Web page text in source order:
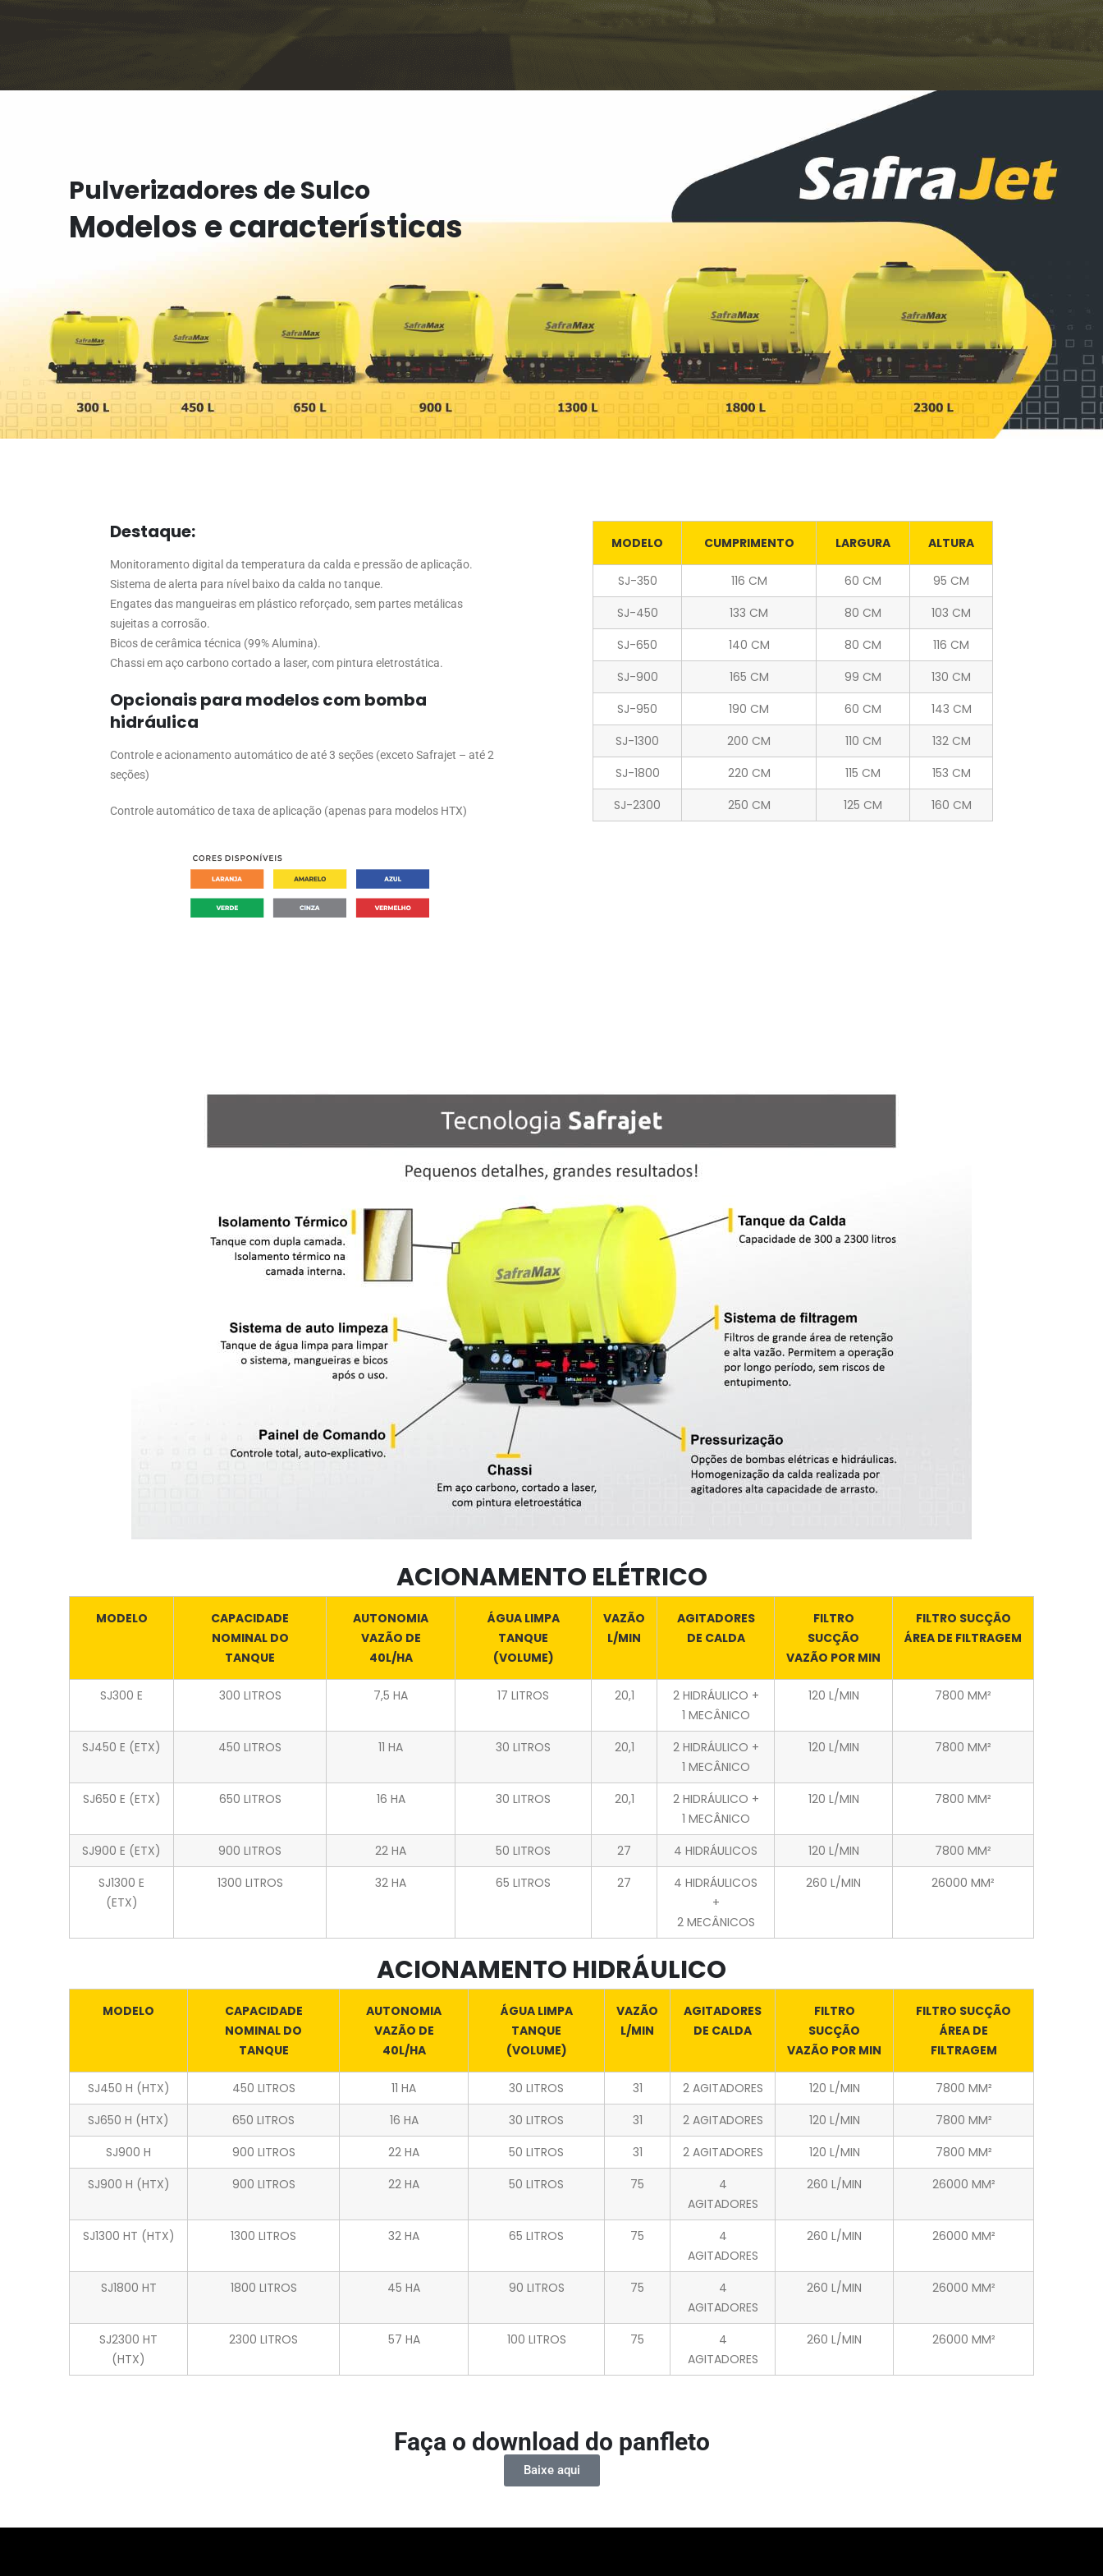
Pulverizadores de Sulco
Modelos e características
Destaque:
Monitoramento digital da temperatura da calda e pressão de aplicação.
Sistema de alerta para nível baixo da calda no tanque.
Engates das mangueiras em plástico reforçado, sem partes metálicas
sujeitas a corrosão.
Bicos de cerâmica técnica (99% Alumina).
Chassi em aço carbono cortado a laser, com pintura eletrostática.
Opcionais para modelos com bomba
hidráulica
Controle e acionamento automático de até 3 seções (exceto Safrajet – até 2
seções)
Controle automático de taxa de aplicação (apenas para modelos HTX)
MODELO CUMPRIMENTO LARGURA ALTURA
SJ-350 116 CM 60 CM
95 CM
SJ-450
133 CM 80 CM
103 CM
SJ-650
140 CM 80 CM
116 CM
SJ-900
165 CM 99 CM
130 CM
SJ-950
190 CM 60 CM
143 CM
SJ-1300
200 CM 110 CM
132 CM
SJ-1800
220 CM 115 CM
153 CM
SJ-2300
250 CM 125 CM 160 CM
ACIONAMENTO ELÉTRICO
MODELO
CAPACIDADE
NOMINAL DO
TANQUE
AUTONOMIA
VAZÃO DE
40L/HA
ÁGUA LIMPA
TANQUE
(VOLUME)
VAZÃO
L/MIN
AGITADORES
DE CALDA
FILTRO
SUCÇÃO
VAZÃO POR MIN
FILTRO SUCÇÃO
ÁREA DE FILTRAGEM
SJ300 E 300 LITROS 7,5 HA 17 LITROS 20,1
2 HIDRÁULICO +
1 MECÂNICO
120 L/MIN 7800 MM²
SJ450 E (ETX) 450 LITROS 11 HA 30 LITROS 20,1
2 HIDRÁULICO +
1 MECÂNICO
120 L/MIN 7800 MM²
SJ650 E (ETX) 650 LITROS 16 HA 30 LITROS 20,1
2 HIDRÁULICO +
1 MECÂNICO
120 L/MIN 7800 MM²
SJ900 E (ETX) 900 LITROS 22 HA 50 LITROS 27 4 HIDRÁULICOS 120 L/MIN
7800 MM²
SJ1300 E
(ETX)
1300 LITROS 32 HA 65 LITROS 27
4 HIDRÁULICOS
+
2 MECÂNICOS
260 L/MIN 26000 MM²
ACIONAMENTO HIDRÁULICO
MODELO
CAPACIDADE
NOMINAL DO
TANQUE
AUTONOMIA
VAZÃO DE
40L/HA
ÁGUA LIMPA
TANQUE
(VOLUME)
VAZÃO
L/MIN
AGITADORES
DE CALDA
FILTRO
SUCÇÃO
VAZÃO POR MIN
FILTRO SUCÇÃO
ÁREA DE
FILTRAGEM
SJ450 H (HTX) 450 LITROS 11 HA 30 LITROS 31 2 AGITADORES 120 L/MIN
7800 MM²
SJ650 H (HTX)
650 LITROS 16 HA 30 LITROS 31 2 AGITADORES 120 L/MIN
7800 MM²
SJ900 H
900 LITROS 22 HA 50 LITROS 31 2 AGITADORES 120 L/MIN
7800 MM²
SJ900 H (HTX)
900 LITROS 22 HA 50 LITROS 75
4
AGITADORES
260 L/MIN 26000 MM²
SJ1300 HT (HTX) 1300 LITROS 32 HA 65 LITROS 75
4
AGITADORES
260 L/MIN 26000 MM²
SJ1800 HT 1800 LITROS 45 HA 90 LITROS 75
4
AGITADORES
260 L/MIN 26000 MM²
SJ2300 HT
(HTX)
2300 LITROS 57 HA 100 LITROS 75
4
AGITADORES
260 L/MIN 26000 MM²
Faça o download do panfleto
Baixe aqui